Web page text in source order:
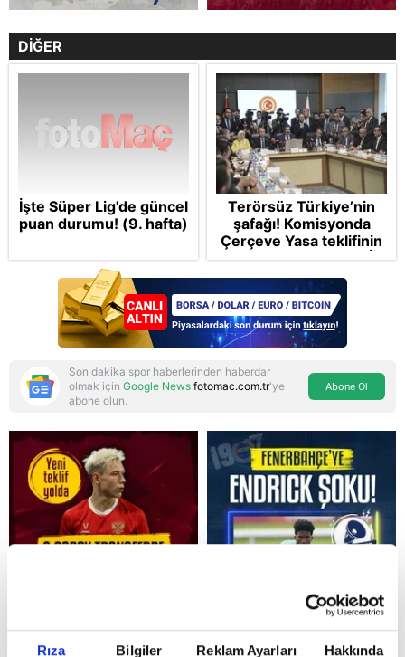
Rıza Bilgiler Reklam Ayarları Hakkında
Reddet
DİĞER
İşte Süper Lig'de güncel
puan durumu! (9. hafta)
Terörsüz Türkiye’nin
şafağı! Komisyonda
Çerçeve Yasa teklifinin
maddelerine geçildi: İP
ve Yeni Parti'den
provokasyon
Son dakika spor haberlerinden haberdar
olmak için Google News fotomac.com.tr'ye
abone olun.
Abone Ol